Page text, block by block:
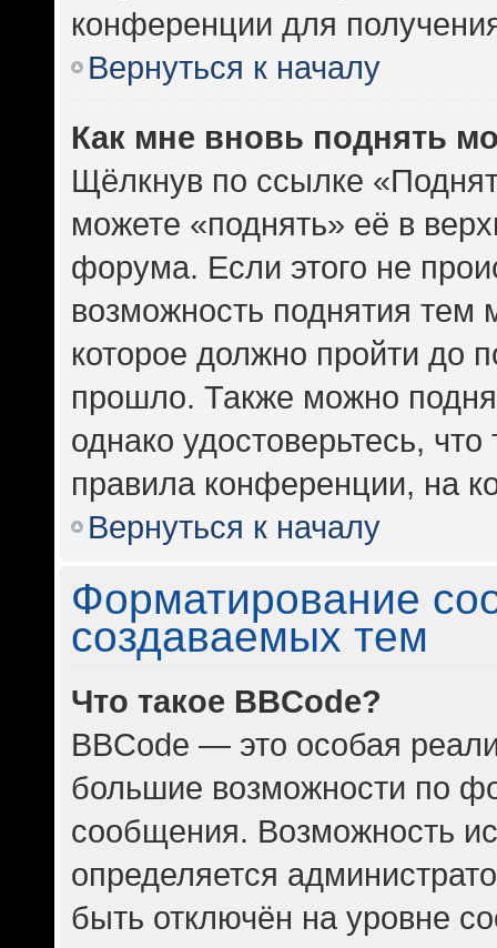
конференции для
Вернуться к началу
Как мне вновь поднять
Щёлкнув по ссылке
можете «поднять» её в
форума. Если этого не
возможность поднятия тем
которое должно пройти до
прошло. Также можно
однако удостоверьтесь,
правила конференции, на
Вернуться к началу
Форматирование
создаваемых тем
Что такое BBCode?
BBCode — это особая
большие возможности по
сообщения. Возможность
определяется
быть отключён на уровне